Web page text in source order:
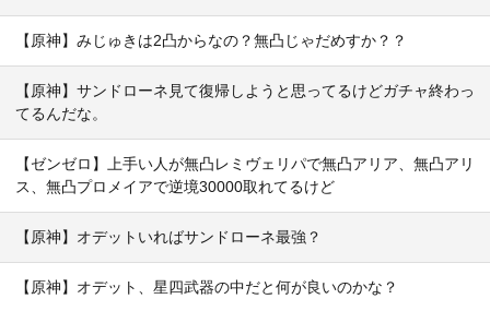
【原神】みじゅきは2凸からなの？無凸じゃだめすか？？
【原神】サンドローネ見て復帰しようと思ってるけどガチャ終わっ
てるんだな。
【ゼンゼロ】上手い人が無凸レミヴェリパで無凸アリア、無凸アリ
ス、無凸プロメイアで逆境30000取れてるけど
【原神】オデットいればサンドローネ最強？
【原神】オデット、星四武器の中だと何が良いのかな？